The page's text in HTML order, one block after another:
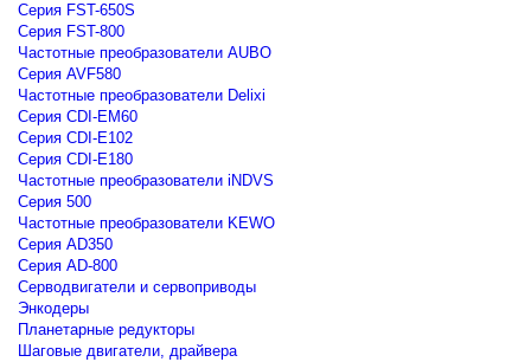
Серия FST-650S
Серия FST-800
Частотные преобразователи AUBO
Серия AVF580
Частотные преобразователи Delixi
Серия CDI-EM60
Серия CDI-E102
Серия CDI-E180
Частотные преобразователи iNDVS
Серия 500
Частотные преобразователи KEWO
Серия AD350
Серия AD-800
Серводвигатели и сервоприводы
Энкодеры
Планетарные редукторы
Шаговые двигатели, драйвера